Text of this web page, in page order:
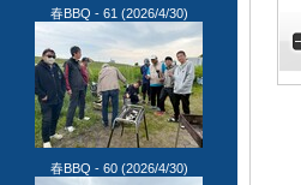
春BBQ - 61 (2026/4/30)
春BBQ - 60(2026/4/30)